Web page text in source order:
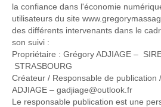
la confiance dans l'économie
utilisateurs du site
des différents intervenants dans le
son suivi :
Propriétaire : Grégory ADJIAGE –
STRASBOURG
Créateur / Responsable de publication
ADJIAGE – gadjiage@outlook.fr
Le responsable publication est une